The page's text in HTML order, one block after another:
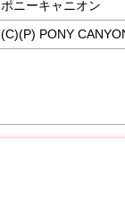
ポニーキャニオン
(C)(P) PONY